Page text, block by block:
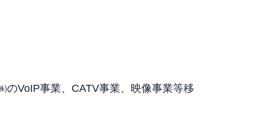
VoIP事業、CATV事業、映像事業等移